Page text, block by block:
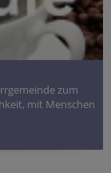
zum
mit Menschen